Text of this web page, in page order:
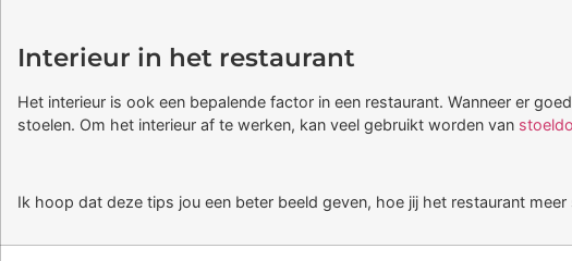
Interieur in het restaurant
Het interieur is ook een bepalende factor in een restaurant. Wanneer er
stoelen. Om het interieur af te werken, kan veel gebruikt worden van
Ik hoop dat deze tips jou een beter beeld geven, hoe jij het restaurant meer